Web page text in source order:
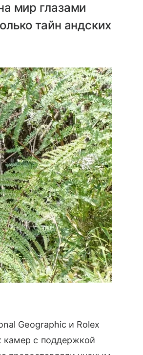
мир глазами
тайн андских
Geographic и Rolex
с поддержкой